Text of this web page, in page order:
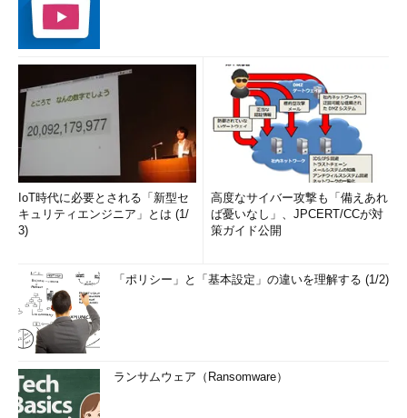
USB PDの仕様について解説する前に、利用者として最低限理
解しておくべきUSB PDの知識である「パワールール」について
USB PDに関する記事や記述などでは、このパワールールを知
らずに書かれたものが少なからずあり、混乱の元になっている。
USB PDではパワールールが適用されるため、USB PD電源（ソ
ース）の選択に関してユーザーが仕様や実装を考慮する必要はな
い。
簡単にいうとパワールールとは、USB PDの電源は、
的に出力電力に関する基本仕様が一意に決まる。このため、PDP
が60Wと表記されたUSB PD電源アダプターは、他の同じくPDP
60Wと表記された電源アダプターと基本仕様は同一で原則交換可
能である。ユーザーがUSB PDの電源装置を購入／選択する場合
は、出力できる電圧や電流がいくらまでというかは気にすること
なく、ワット数でのみ製品を選択すればよい
IoT時代に必要とされる「新型セ
キュリティエンジニア」とは (1/
3)
高度なサイバー攻撃も「備えあれ
ば憂いなし」、JPCERT/CCが対
策ガイド公開
「ポリシー」と「基本設定」の違いを理解する (1/2)
ランサムウェア（Ransomware）